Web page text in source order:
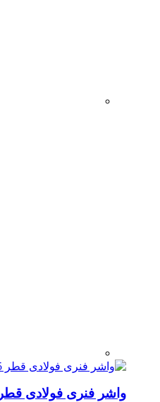
واشر فنری فولادی قطر 5 (din127-B)